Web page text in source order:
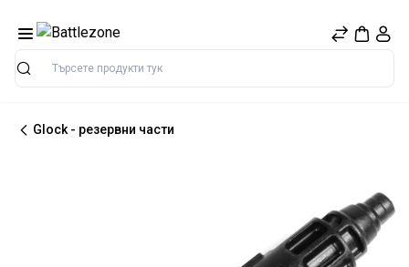
Търсене
Glock - резервни части